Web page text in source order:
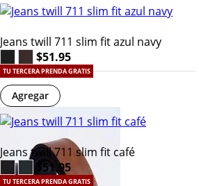
Jeans twill 711 slim fit azul navy
$51.95
TU TERCERA PRENDA GRATIS
Agregar
Jeans twill 711 slim fit café
$51.95
TU TERCERA PRENDA GRATIS